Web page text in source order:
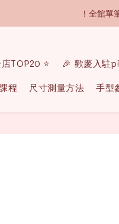
！全館單
店TOP20 ⭐️ 🎉 歡慶入駐
程 尺寸測量方法 手型